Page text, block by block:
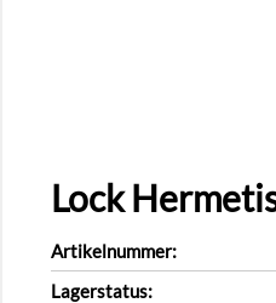
Lock
Artikelnummer:
Lagerstatus: